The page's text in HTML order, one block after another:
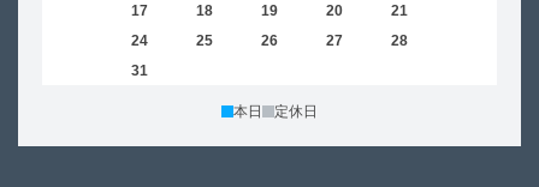
17 18 19 20 21
24 25 26 27 28
31
本日 定休日